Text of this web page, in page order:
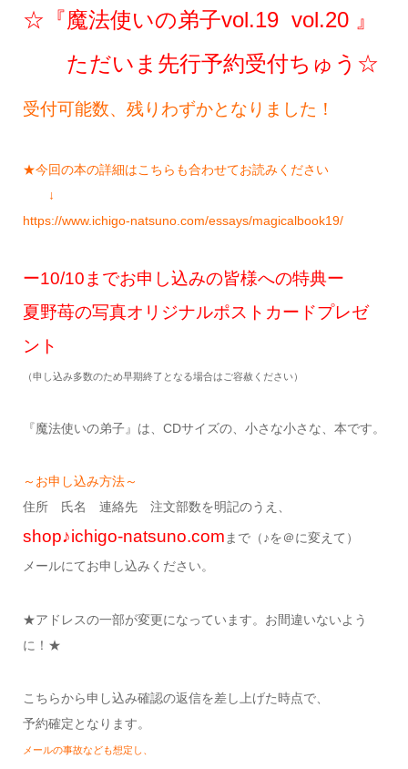
☆『魔法使いの弟子vol.19 vol.20 』
ただいま先行予約受付ちゅう☆
受付可能数、残りわずかとなりました！
★今回の本の詳細はこちらも合わせてお読みください
↓
https://www.ichigo-natsuno.com/essays/magicalbook19/
ー10/10までお申し込みの皆様への特典ー
夏野苺の写真オリジナルポストカードプレゼ
ント
（申し込み多数のため早期終了となる場合はご容赦ください）
『魔法使いの弟子』は、CDサイズの、小さな小さな、本です。
～お申し込み方法～
住所 氏名 連絡先 注文部数を明記のうえ、
shop♪ichigo-natsuno.comまで（♪を＠に変えて）
メールにてお申し込みください。
★アドレスの一部が変更になっています。お間違いないよう
に！★
こちらから申し込み確認の返信を差し上げた時点で、
予約確定となります。
メールの事故なども想定し、